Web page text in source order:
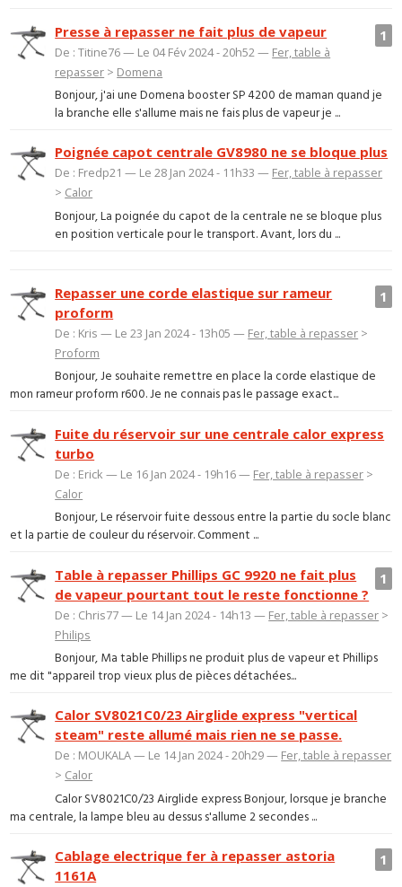
1
Presse à repasser ne fait plus de vapeur
De : Titine76 — Le 04 Fév 2024 - 20h52 — Fer, table à
repasser > Domena
Bonjour, j'ai une Domena booster SP 4200 de maman quand je
la branche elle s'allume mais ne fais plus de vapeur je ...
Poignée capot centrale GV8980 ne se bloque plus
De : Fredp21 — Le 28 Jan 2024 - 11h33 — Fer, table à repasser
> Calor
Bonjour, La poignée du capot de la centrale ne se bloque plus
en position verticale pour le transport. Avant, lors du ...
1
Repasser une corde elastique sur rameur
proform
De : Kris — Le 23 Jan 2024 - 13h05 — Fer, table à repasser >
Proform
Bonjour, Je souhaite remettre en place la corde elastique de
mon rameur proform r600. Je ne connais pas le passage exact...
Fuite du réservoir sur une centrale calor express
turbo
De : Erick — Le 16 Jan 2024 - 19h16 — Fer, table à repasser >
Calor
Bonjour, Le réservoir fuite dessous entre la partie du socle blanc
et la partie de couleur du réservoir. Comment ...
1
Table à repasser Phillips GC 9920 ne fait plus
de vapeur pourtant tout le reste fonctionne ?
De : Chris77 — Le 14 Jan 2024 - 14h13 — Fer, table à repasser >
Philips
Bonjour, Ma table Phillips ne produit plus de vapeur et Phillips
me dit "appareil trop vieux plus de pièces détachées...
Calor SV8021C0/23 Airglide express "vertical
steam" reste allumé mais rien ne se passe.
De : MOUKALA — Le 14 Jan 2024 - 20h29 — Fer, table à repasser
> Calor
Calor SV8021C0/23 Airglide express Bonjour, lorsque je branche
ma centrale, la lampe bleu au dessus s'allume 2 secondes ...
1
Cablage electrique fer à repasser astoria
1161A